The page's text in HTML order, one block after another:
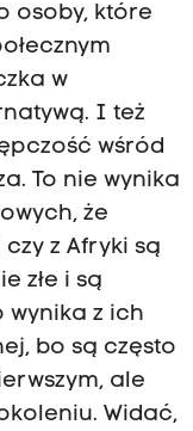
osoby, które
w
I też
wśród
To nie wynika
że
z Afryki są
złe i są
wynika z ich
bo są często
ale
Widać,